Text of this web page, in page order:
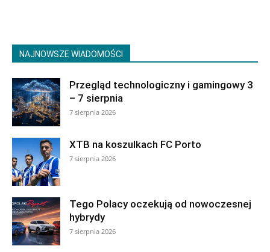
NAJNOWSZE WIADOMOŚCI
Przegląd technologiczny i gamingowy 3
– 7 sierpnia
7 sierpnia 2026
XTB na koszulkach FC Porto
7 sierpnia 2026
Tego Polacy oczekują od nowoczesnej
hybrydy
7 sierpnia 2026